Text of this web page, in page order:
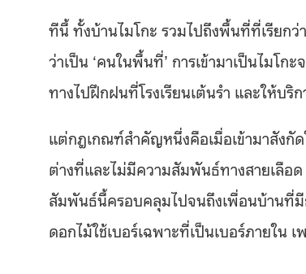
ทีนี้ ทั้งบ้านไมโกะ รวมไปถึงพื้นที่ที่เรีย
ว่าเป็น ‘คนในพื้นที่’ การเข้ามาเป็นไมโ
ทางไปฝึกฝนที่โรงเรียนเต้นรำ และให้บริ
แต่กฎเกณฑ์สำคัญหนึ่งคือเมื่อเข้ามาสังกั
ต่างที่และไม่มีความสัมพันธ์ทางสายเลือ
สัมพันธ์นี้ครอบคลุมไปจนถึงเพื่อนบ้านที่มี
ดอกไม้ใช้เบอร์เฉพาะที่เป็นเบอร์ภายใน